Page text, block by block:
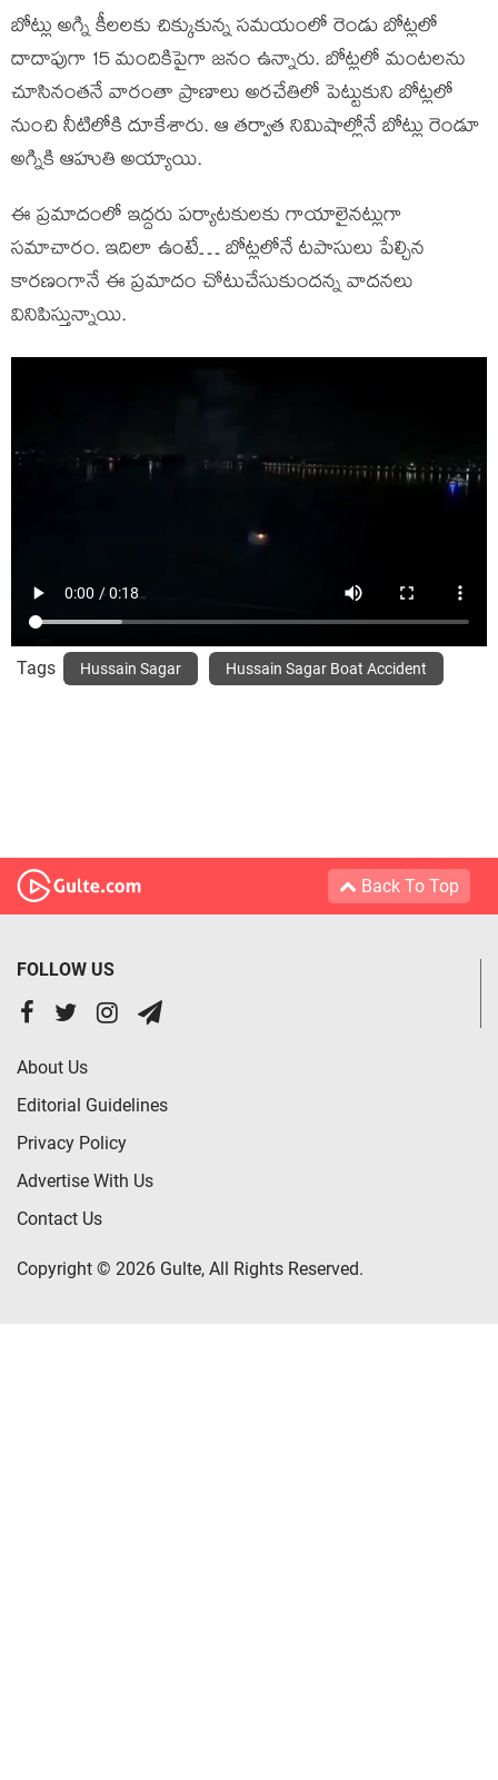
బోట్లు అగ్ని కీలలకు చిక్కుకున్న సమయంలో రెండు బోట్లలో
దాదాపుగా 15 మందికిపైగా జనం ఉన్నారు. బోట్లలో మంటలను
చూసినంతనే వారంతా ప్రాణాలు అరచేతిలో పెట్టుకుని బోట్లలో
నుంచి నీటిలోకి దూకేశారు. ఆ తర్వాత నిమిషాల్లోనే బోట్లు రెండూ
అగ్నికి ఆహుతి అయ్యాయి.
ఈ ప్రమాదంలో ఇద్దరు పర్యాటకులకు గాయాలైనట్లుగా
సమాచారం. ఇదిలా ఉంటే… బోట్లలోనే టపాసులు పేల్చిన
కారణంగానే ఈ ప్రమాదం చోటుచేసుకుందన్న వాదనలు
వినిపిస్తున్నాయి.
Tags Hussain Sagar Hussain Sagar Boat Accident
Back To Top
FOLLOW US
About Us
Editorial Guidelines
Privacy Policy
Advertise With Us
Contact Us
Copyright © 2026 Gulte, All Rights Reserved.